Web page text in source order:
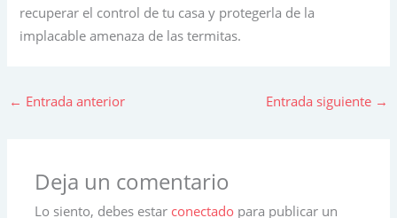
recuperar el control de tu casa y protegerla de la
implacable amenaza de las termitas.
← Entrada anterior Entrada siguiente →
Deja un comentario
Lo siento, debes estar conectado para publicar un